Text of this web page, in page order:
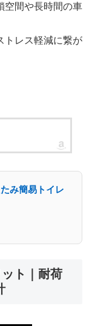
空間や長時間の車
トレス軽減に繋が
み簡易トイレ
ト｜耐荷